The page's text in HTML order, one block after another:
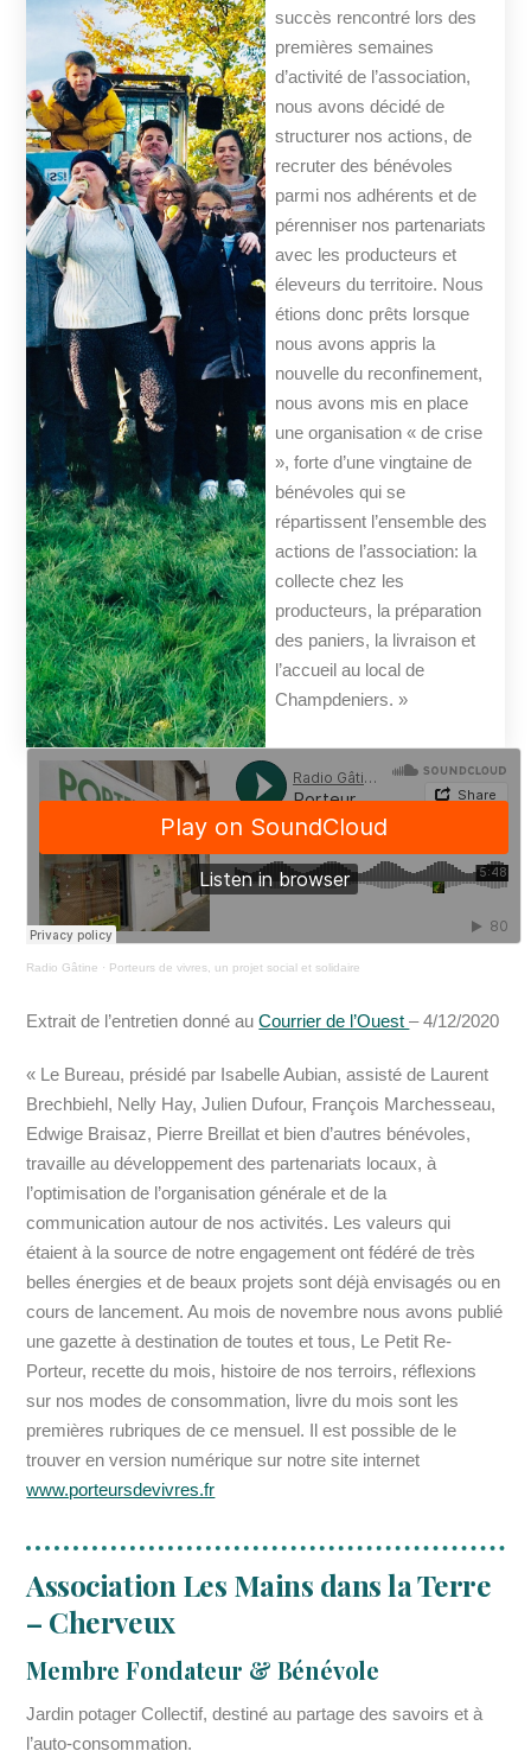
succès rencontré lors des
premières semaines
d’activité de l’association,
nous avons décidé de
structurer nos actions, de
recruter des bénévoles
parmi nos adhérents et de
pérenniser nos partenariats
avec les producteurs et
éleveurs du territoire. Nous
étions donc prêts lorsque
nous avons appris la
nouvelle du reconfinement,
nous avons mis en place
une organisation « de crise
», forte d’une vingtaine de
bénévoles qui se
répartissent l’ensemble des
actions de l’association: la
collecte chez les
producteurs, la préparation
des paniers, la livraison et
l’accueil au local de
Champdeniers. »
Radio Gâtine · Porteurs de vivres, un projet social et solidaire
Extrait de l’entretien donné auCourrier de l’Ouest– 4/12/2020
« Le Bureau, présidé par Isabelle Aubian, assisté de Laurent
Brechbiehl, Nelly Hay, Julien Dufour, François Marchesseau,
Edwige Braisaz, Pierre Breillat et bien d’autres bénévoles,
travaille au développement des partenariats locaux, à
l’optimisation de l’organisation générale et de la
communication autour de nos activités. Les valeurs qui
étaient à la source de notre engagement ont fédéré de très
belles énergies et de beaux projets sont déjà envisagés ou en
cours de lancement. Au mois de novembre nous avons publié
une gazette à destination de toutes et tous, Le Petit Re-
Porteur, recette du mois, histoire de nos terroirs, réflexions
sur nos modes de consommation, livre du mois sont les
premières rubriques de ce mensuel. Il est possible de le
trouver en version numérique sur notre site internet
www.porteursdevivres.fr
Association Les Mains dans la Terre
– Cherveux
Membre Fondateur & Bénévole
Jardin potager Collectif, destiné au partage des savoirs et à
l’auto-consommation.